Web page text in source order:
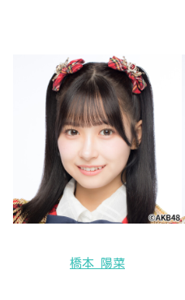
橋本 陽菜